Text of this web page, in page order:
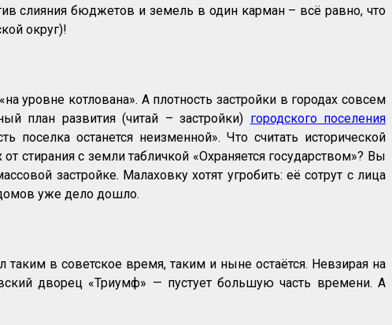
слияния бюджетов и земель в один карман – всё равно, что
округ)!
уровне котлована». А плотность застройки в городах совсем
план развития (читай – застройки) городского поселения
останется неизменной». Что считать исторической
стирания с земли табличкой «Охраняется государством»? Вы
застройке. Малаховку хотят угробить: её сотрут с лица
уже дело дошло.
в советское время, таким и ныне остаётся. Невзирая на
дворец «Триумф» — пустует большую часть времени. А